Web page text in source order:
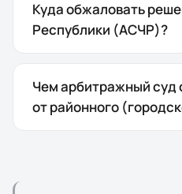
Куда обжаловать
Республики (АСЧР)?
Чем арбитражный суд
от районного